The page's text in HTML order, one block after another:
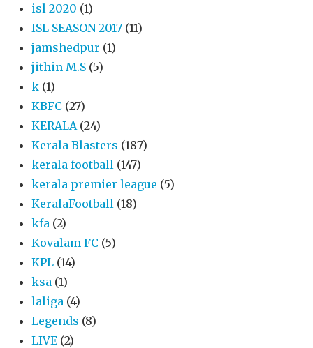
isl 2020 (1)
ISL SEASON 2017 (11)
jamshedpur (1)
jithin M.S (5)
k (1)
KBFC (27)
KERALA (24)
Kerala Blasters (187)
kerala football (147)
kerala premier league (5)
KeralaFootball (18)
kfa (2)
Kovalam FC (5)
KPL (14)
ksa (1)
laliga (4)
Legends (8)
LIVE (2)